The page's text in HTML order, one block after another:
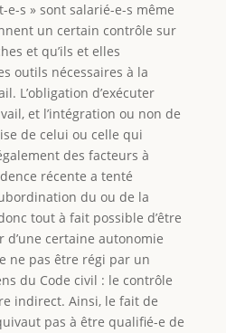
s » sont salarié-e-s même
un certain contrôle sur
et qu’ils et elles
outils nécessaires à la
L’obligation d’exécuter
et l’intégration ou non de
de celui ou celle qui
des facteurs à
récente a tenté
du ou de la
tout à fait possible d’être
d’une certaine autonomie
ne pas être régi par un
du Code civil : le contrôle
indirect. Ainsi, le fait de
pas à être qualifié-e de